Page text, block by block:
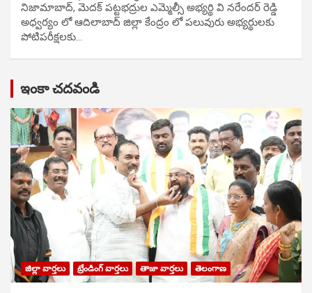
నిజామాబాద్, మెదక్ పట్టభద్రుల ఎమ్మెల్సీ అభ్యర్థి వి నరేందర్ రెడ్డి
అధ్వర్యం లో ఆదిలాబాద్ జిల్లా కేంద్రం లో పలువురు అభ్యర్థులకు
పోటిప‌రీక్ష‌ల‌కు…
ఇంకా చదవండి
జిల్లా వార్తలు ట్రేండింగ్ వార్తలు తాజా వార్తలు తెలంగాణ